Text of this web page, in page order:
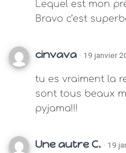
Lequel est mon
Bravo c’est
cinvava · 19 janvier
tu es vraiment la
sont tous beaux
pyjama!!!
Une autre C. · 19